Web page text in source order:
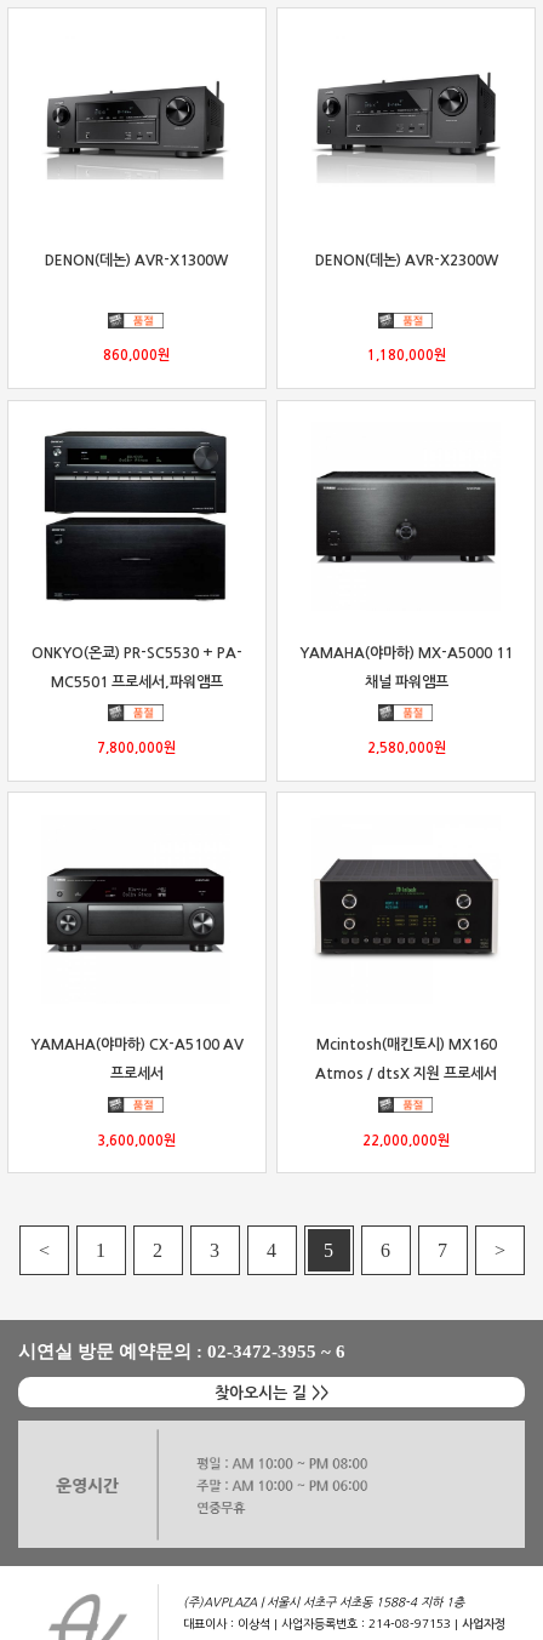
DENON(데논) AVR-X1300W
860,000원
DENON(데논) AVR-X2300W
1,180,000원
ONKYO(온쿄) PR-SC5530 + PA-
MC5501 프로세서,파워앰프
7,800,000원
YAMAHA(야마하) MX-A5000 11
채널 파워앰프
2,580,000원
YAMAHA(야마하) CX-A5100 AV
프로세서
3,600,000원
Mcintosh(매킨토시) MX160
Atmos / dtsX 지원 프로세서
22,000,000원
< 1 2 3 4 5 6 7 >
시연실 방문 예약문의 : 02-3472-3955 ~ 6
찾아오시는 길 >>
(주)AVPLAZA | 서울시 서초구 서초동 1588-4 지하 1층
대표이사 : 이상석 | 사업자등록번호 : 214-08-97153 |사업자정